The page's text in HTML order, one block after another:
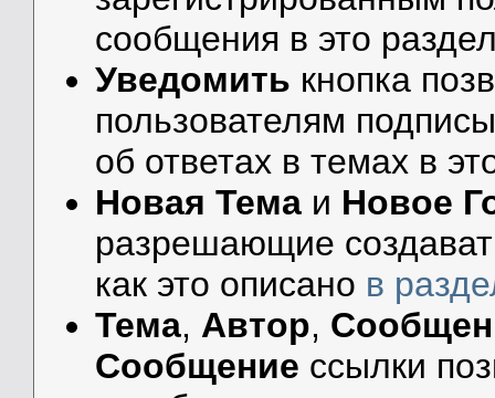
сообщения в это
Уведомить кнопка
пользователям
об ответах в темах в
Новая Темаи Новое
разрешающие
как это описано в
Тема, Автор,
Сообщение ссылки